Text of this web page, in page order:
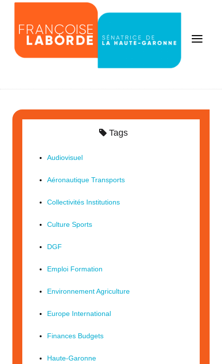
Tags
Audiovisuel
Aéronautique Transports
Collectivités Institutions
Culture Sports
DGF
Emploi Formation
Environnement Agriculture
Europe International
Finances Budgets
Haute-Garonne